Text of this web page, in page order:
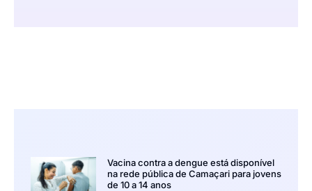
Vacina contra a dengue está disponível
na rede pública de Camaçari para jovens
de 10 a 14 anos